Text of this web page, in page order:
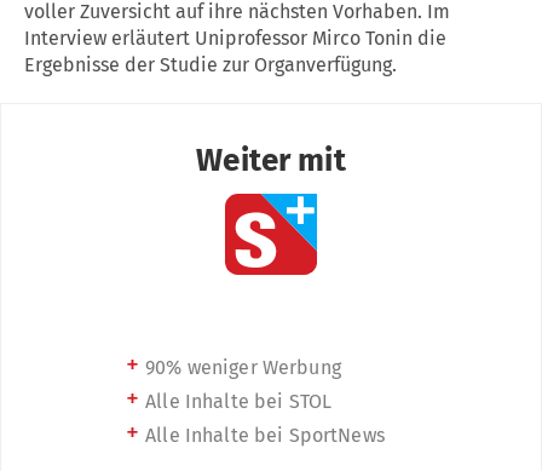
voller Zuversicht auf ihre nächsten Vorhaben. Im
Interview erläutert Uniprofessor Mirco Tonin die
Ergebnisse der Studie zur Organverfügung.